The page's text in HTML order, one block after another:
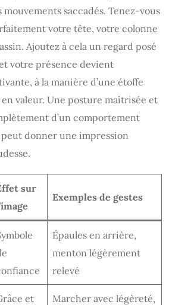
saccadés. Tenez-vous
votre tête, votre colonne
Ajoutez à cela un regard posé
votre présence devient
à la manière d’une étoffe
valeur. Une posture maîtrisée et
d’un comportement
donner une impression
sur
Exemples de gestes
Épaules en arrière,
menton légèrement
relevé
et
Marcher avec légèreté,